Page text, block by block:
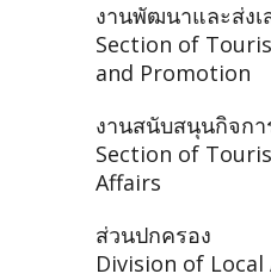
งานพัฒนาและส่งเ
Section of
and Promotion
งานสนับสนุนกิจกา
Section of
Affairs
ส่วนปกครอง
Division of